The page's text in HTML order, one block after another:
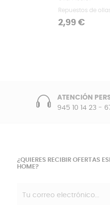
Repuestos de
Precio
2,99 €
ATENCIÓN
945 10 14 23 -
¿QUIERES RECIBIR OFERTAS
HOME?